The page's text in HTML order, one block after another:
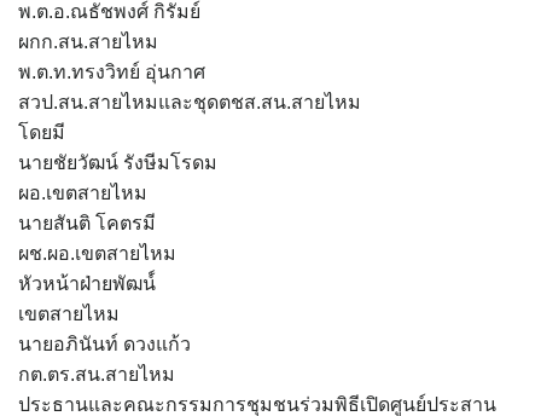
พ.ต.อ.ณธัชพงศ์ กิรัมย์
ผกก.สน.สายไหม
พ.ต.ท.ทรงวิทย์ อุ่นกาศ
สวป.สน.สายไหมและชุดตชส.สน.สายไหม
โดยมี
นายชัยวัฒน์ รังษีมโรดม
ผอ.เขตสายไหม
นายสันติ โคตรมี
ผช.ผอ.เขตสายไหม
หัวหน้าฝ่ายพัฒน์์
เขตสายไหม
นายอภินันท์ ดวงแก้ว
กต.ตร.สน.สายไหม
ประธานและคณะกรรมการชุมชนร่วมพิธีเปิดศูนย์ประสาน